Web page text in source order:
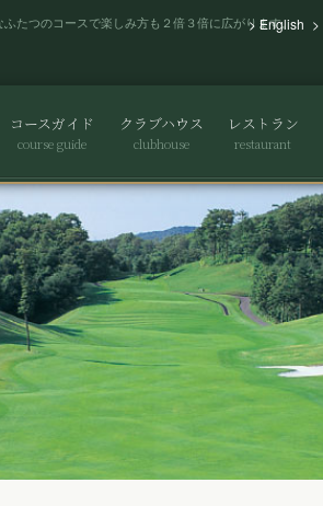
たつのコースで楽しみ方も２倍３倍に広がります。
> English >
コースガイド
course guide
クラブハウス
clubhouse
レストラン
restaurant